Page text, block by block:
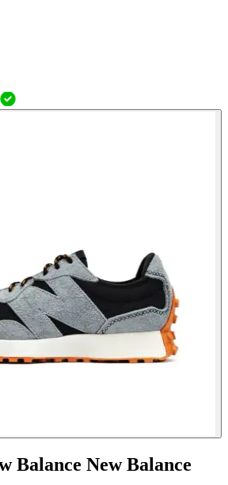
Balance New Balance